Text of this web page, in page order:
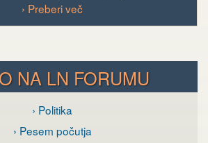
› Preberi več
NA LN FORUMU
› Politika
› Pesem počutja